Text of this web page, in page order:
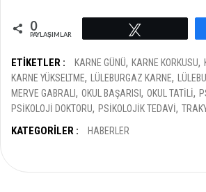
0
PAYLAŞIMLAR
ETIKETLER : KARNE GÜNÜ KARNE KORKUSU
KARNE YÜKSELTME
LÜLEBURGAZ KARNE
MERVE GABRALI
OKUL BAŞARISI OKUL TATILI
PSIKOLOJI DOKTORU
PSIKOLOJIK TEDAVI
KATEGORILER : HABERLER